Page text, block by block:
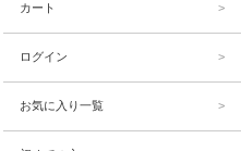
カート
ログイン
お気に入り一覧